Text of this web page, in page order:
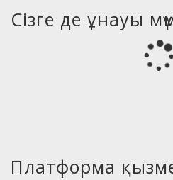
Сізге де ұнауы
Платформа